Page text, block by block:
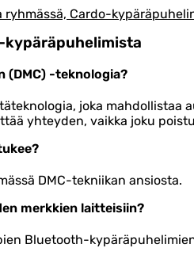
ryhmässä, Cardo-
kypäräpuhelimista
(DMC) -teknologia?
joka
yhteyden, vaikka joku
DMC-tekniikan ansiosta.
merkkien laitteisiin?
Bluetooth-